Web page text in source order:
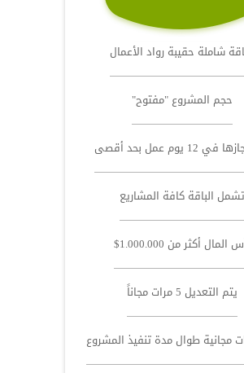
شاملة حقيبة رواد الأعمال
حجم المشروع "مفتوح"
يوم عمل بحد أقصى
تشمل الباقة كافة المشاريع
المال أكثر من 1.000.000$
يتم التعديل 5 مرات مجاناً
مجانية طوال مدة تنفيذ المشروع